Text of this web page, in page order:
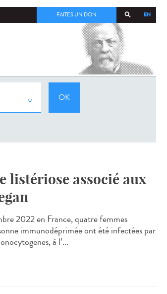
EN
FAITES UN DON
COV-2 /
L'INSTITUT
PASTEUR
listériose associé aux
2022 en France, quatre femmes
immunodéprimée ont été infectées par
à l’...